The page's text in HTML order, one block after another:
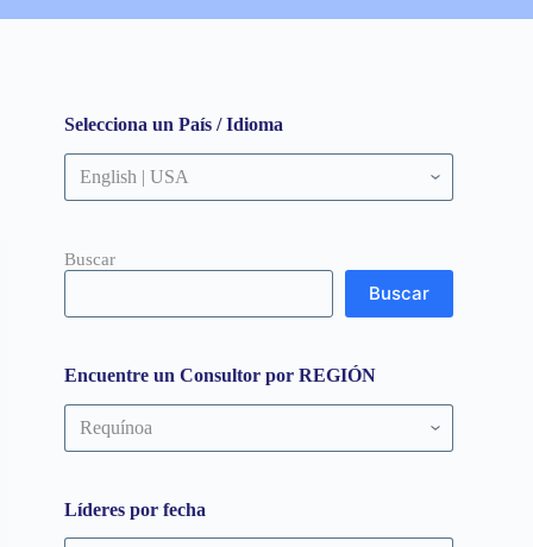
Selecciona un País / Idioma
Buscar
Buscar
Encuentre un Consultor por REGIÓN
Encuentre
un
Consultor
Líderes por fecha